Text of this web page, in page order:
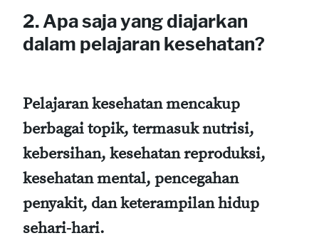
2. Apa saja yang diajarkan
dalam pelajaran kesehatan?
Pelajaran kesehatan mencakup
berbagai topik, termasuk nutrisi,
kebersihan, kesehatan reproduksi,
kesehatan mental, pencegahan
penyakit, dan keterampilan hidup
sehari-hari.